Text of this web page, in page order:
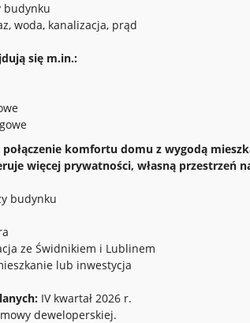
budynku
woda, kanalizacja, prąd
się m.in.:
komfortu domu z wygodą
więcej prywatności, własną przestrzeń
budynku
ze Świdnikiem i Lublinem
lub inwestycja
IV kwartał 2026 r.
deweloperskiej.